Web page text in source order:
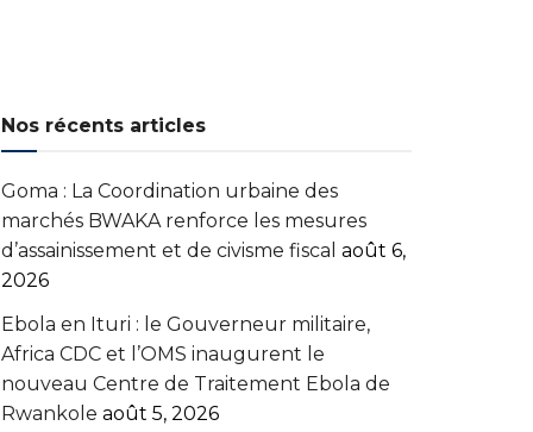
Nos récents articles
Goma : La Coordination urbaine des
marchés BWAKA renforce les mesures
d’assainissement et de civisme fiscal août 6,
2026
Ebola en Ituri : le Gouverneur militaire,
Africa CDC et l’OMS inaugurent le
nouveau Centre de Traitement Ebola de
Rwankole août 5, 2026